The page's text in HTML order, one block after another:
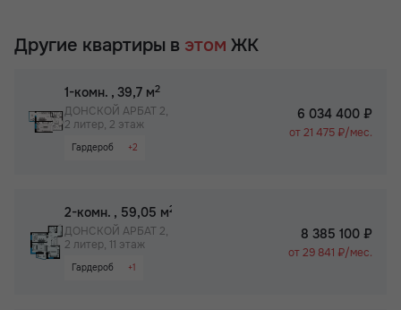
Другие квартиры в этом ЖК
1-комн. , 39,7 м2
ДОНСКОЙ АРБАТ 2,
2 литер, 2 этаж
+2
Гардероб
6 034 400 ₽
от 21 475 ₽/мес.
2-комн. , 59,05 м2
ДОНСКОЙ АРБАТ 2,
2 литер, 11 этаж
+1
Гардероб
8 385 100 ₽
от 29 841 ₽/мес.